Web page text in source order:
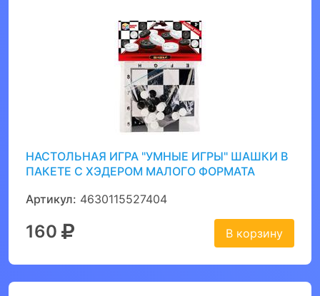
НАСТОЛЬНАЯ ИГРА "УМНЫЕ ИГРЫ" ШАШКИ В
ПАКЕТЕ С ХЭДЕРОМ МАЛОГО ФОРМАТА
Артикул: 4630115527404
160 В корзину